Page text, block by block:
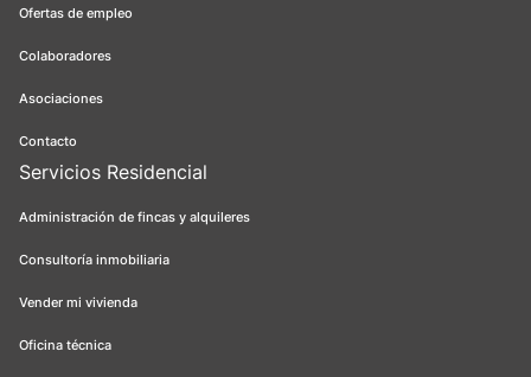
Ofertas de empleo
Colaboradores
Asociaciones
Contacto
Servicios Residencial
Administración de fincas y alquileres
Consultoría inmobiliaria
Vender mi vivienda
Oficina técnica